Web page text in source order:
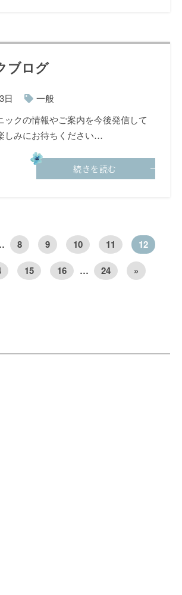
ブログ
日
一般
ックの情報やご案内を今後発信して
しみにお待ちください…
続きを読む
8 9 10 11
12
15 16 … 24 »